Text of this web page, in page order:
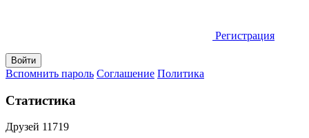
Регистрация
Вспомнить пароль Соглашение Политика
Статистика
Друзей 11719